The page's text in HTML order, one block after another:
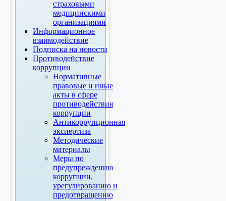
страховыми
медицинскими
организациями
Информационное
взаимодействие
Подписка на новости
Противодействие
коррупции
Нормативные
правовые и иные
акты в сфере
противодействия
коррупции
Антикоррупционная
экспертиза
Методические
материалы
Меры по
предупреждению
коррупции,
урегулированию и
предотвращению